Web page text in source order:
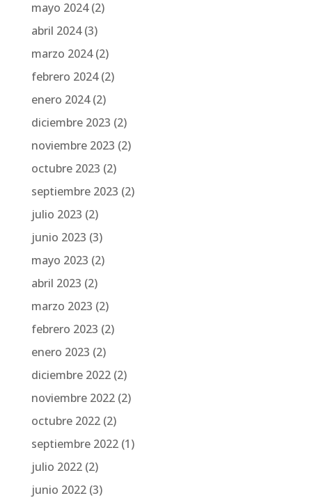
mayo 2024(2)
abril 2024(3)
marzo 2024(2)
febrero 2024(2)
enero 2024(2)
diciembre 2023 (2)
noviembre 2023 (2)
octubre 2023 (2)
septiembre 2023 (2)
julio 2023 (2)
junio 2023 (3)
mayo 2023 (2)
abril 2023 (2)
marzo 2023 (2)
febrero 2023 (2)
enero 2023 (2)
diciembre 2022(2)
noviembre 2022(2)
octubre 2022(2)
septiembre 2022(1)
julio 2022(2)
junio 2022(3)